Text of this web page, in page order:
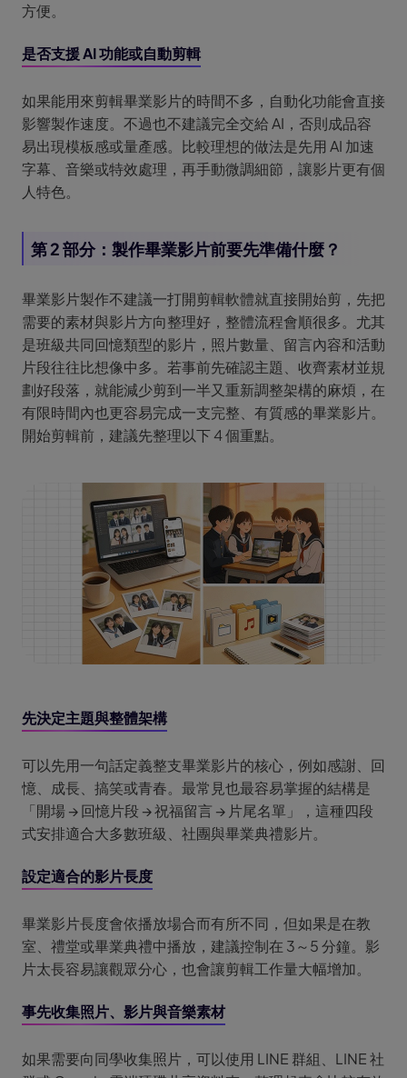
方便。
是否支援 AI 功能或自動剪輯
如果能用來剪輯畢業影片的時間不多，自動化功能會直接
影響製作速度。不過也不建議完全交給 AI，否則成品容
易出現模板感或量產感。比較理想的做法是先用 AI 加速
字幕、音樂或特效處理，再手動微調細節，讓影片更有個
人特色。
第 2 部分：製作畢業影片前要先準備什麼？
畢業影片製作不建議一打開剪輯軟體就直接開始剪，先把
需要的素材與影片方向整理好，整體流程會順很多。尤其
是班級共同回憶類型的影片，照片數量、留言內容和活動
片段往往比想像中多。若事前先確認主題、收齊素材並規
劃好段落，就能減少剪到一半又重新調整架構的麻煩，在
有限時間內也更容易完成一支完整、有質感的畢業影片。
開始剪輯前，建議先整理以下 4 個重點。
先決定主題與整體架構
可以先用一句話定義整支畢業影片的核心，例如感謝、回
憶、成長、搞笑或青春。最常見也最容易掌握的結構是
「開場 → 回憶片段 → 祝福留言 → 片尾名單」，這種四段
式安排適合大多數班級、社團與畢業典禮影片。
設定適合的影片長度
畢業影片長度會依播放場合而有所不同，但如果是在教
室、禮堂或畢業典禮中播放，建議控制在 3～5 分鐘。影
片太長容易讓觀眾分心，也會讓剪輯工作量大幅增加。
事先收集照片、影片與音樂素材
如果需要向同學收集照片，可以使用 LINE 群組、LINE 社